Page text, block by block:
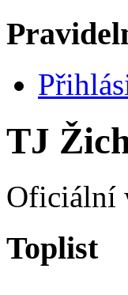
TJ
Oficiální
Toplist